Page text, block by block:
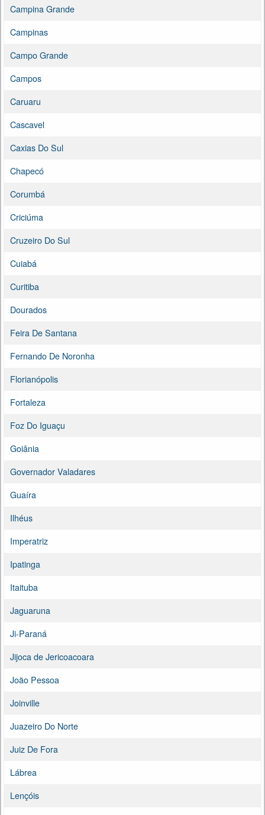
Campina Grande
Campinas
Campo Grande
Campos
Caruaru
Cascavel
Caxias Do Sul
Chapecó
Corumbá
Criciúma
Cruzeiro Do Sul
Cuiabá
Curitiba
Dourados
Feira De Santana
Fernando De Noronha
Florianópolis
Fortaleza
Foz Do Iguaçu
Goiânia
Governador Valadares
Guaíra
Ilhéus
Imperatriz
Ipatinga
Itaituba
Jaguaruna
Ji-Paraná
Jijoca de Jericoacoara
João Pessoa
Joinville
Juazeiro Do Norte
Juiz De Fora
Lábrea
Lençóis